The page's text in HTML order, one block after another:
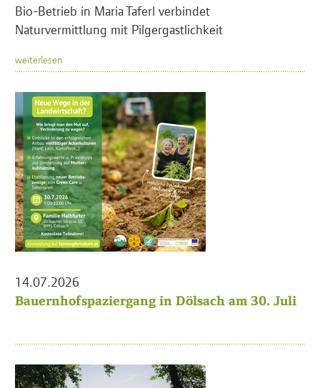
Bio-Betrieb in Maria Taferl verbindet
Naturvermittlung mit Pilgergastlichkeit
weiterlesen
14.07.2026
Bauernhofspaziergang in Dölsach am 30. Juli